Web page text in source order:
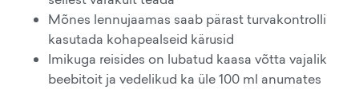
Mõnes lennujaamas saab pärast turvakontrolli
kasutada kohapealseid kärusid
Imikuga reisides on lubatud kaasa võtta vajalik
beebitoit ja vedelikud ka üle 100 ml anumates